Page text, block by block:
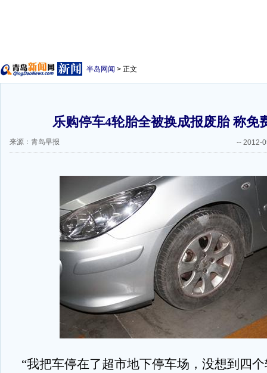
半岛网闻 > 正文
乐购停车4轮胎全被换成报废胎 称免
来源：青岛早报 -- 2012-
“我把车停在了超市地下停车场，没想到四